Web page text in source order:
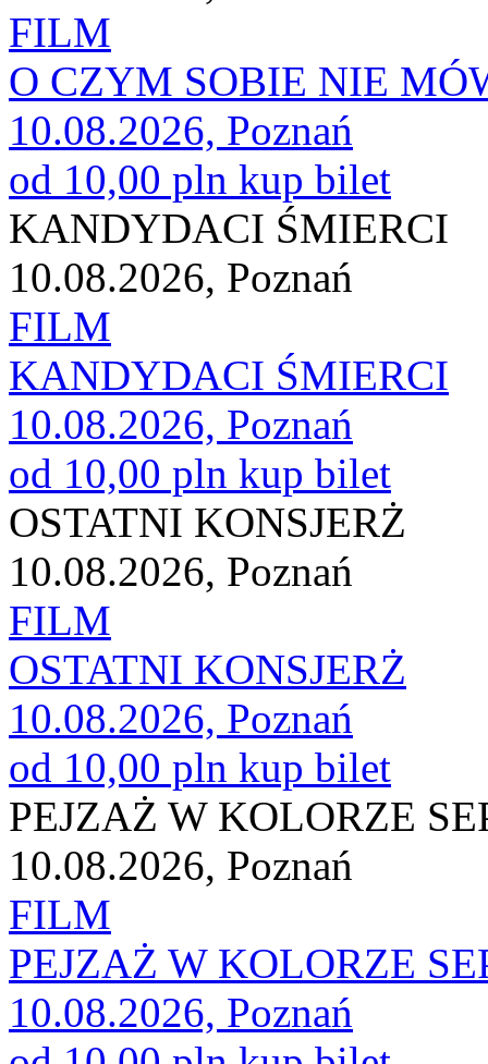
FILM
O CZYM SOBIE NIE
10.08.2026, Poznań
od 10,00 pln kup bilet
KANDYDACI ŚMIERCI
10.08.2026, Poznań
FILM
KANDYDACI ŚMIERCI
10.08.2026, Poznań
od 10,00 pln kup bilet
OSTATNI KONSJERŻ
10.08.2026, Poznań
FILM
OSTATNI KONSJERŻ
10.08.2026, Poznań
od 10,00 pln kup bilet
PEJZAŻ W KOLORZE
10.08.2026, Poznań
FILM
PEJZAŻ W KOLORZE
10.08.2026, Poznań